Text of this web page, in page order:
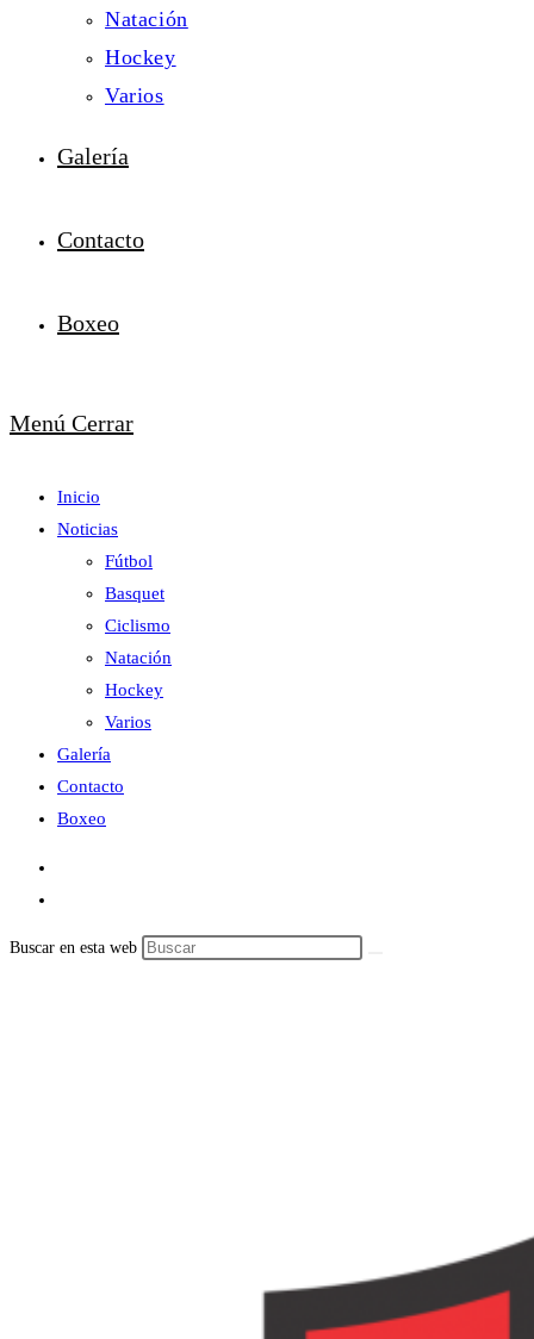
Natación
Hockey
Varios
Galería
Contacto
Boxeo
Menú Cerrar
Inicio
Noticias
Fútbol
Basquet
Ciclismo
Natación
Hockey
Varios
Galería
Contacto
Boxeo
Buscar en esta web